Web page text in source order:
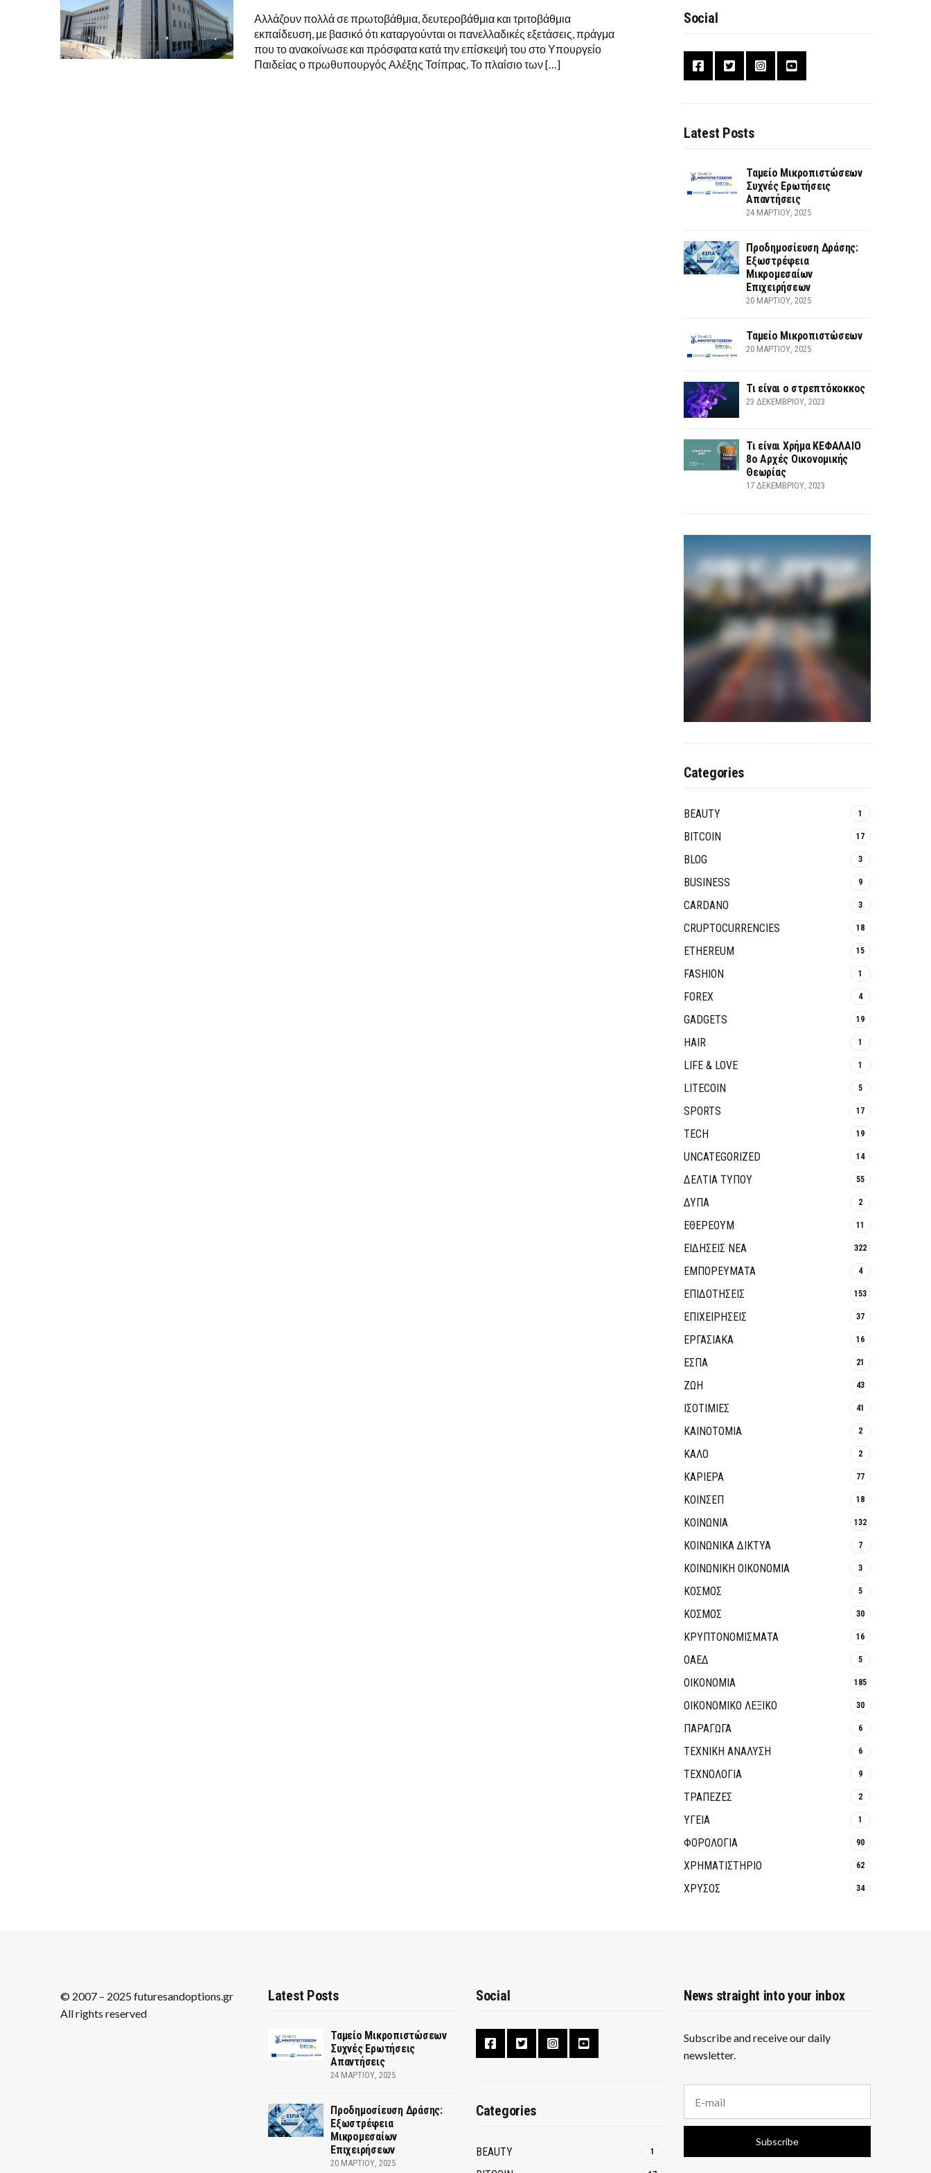
Αλλάζουν πολλά σε πρωτοβάθμια, δευτεροβάθμια και τριτοβάθμια
εκπαίδευση, με βασικό ότι καταργούνται οι πανελλαδικές εξετάσεις, πράγμα
που το ανακοίνωσε και πρόσφατα κατά την επίσκεψή του στο Υπουργείο
Παιδείας ο πρωθυπουργός Αλέξης Τσίπρας. Το πλαίσιο των […]
Social
Latest Posts
Ταμείο Μικροπιστώσεων
Συχνές Ερωτήσεις
Απαντήσεις
24 ΜΑΡΤΊΟΥ, 2025
Προδημοσίευση Δράσης:
Εξωστρέφεια
Μικρομεσαίων
Επιχειρήσεων
20 ΜΑΡΤΊΟΥ, 2025
Ταμείο Μικροπιστώσεων
20 ΜΑΡΤΊΟΥ, 2025
Τι είναι ο στρεπτόκοκκος
23 ΔΕΚΕΜΒΡΊΟΥ, 2023
Τι είναι Χρήμα ΚΕΦΑΛΑΙΟ
8ο Αρχές Οικονομικής
Θεωρίας
17 ΔΕΚΕΜΒΡΊΟΥ, 2023
Categories
BEAUTY 1
BITCOIN 17
BLOG 3
BUSINESS 9
CARDANO 3
CRUPTOCURRENCIES 18
ETHEREUM 15
FASHION 1
FOREX 4
GADGETS 19
HAIR 1
LIFE & LOVE 1
LITECOIN 5
SPORTS 17
TECH 19
UNCATEGORIZED 14
ΔΕΛΤΙΑ ΤΥΠΟΥ 55
ΔΥΠΑ 2
ΕΘΈΡΕΟΥΜ 11
ΕΙΔΗΣΕΙΣ ΝΕΑ 322
ΕΜΠΟΡΕΥΜΑΤΑ 4
ΕΠΙΔΟΤΗΣΕΙΣ 153
ΕΠΙΧΕΙΡΗΣΕΙΣ 37
ΕΡΓΑΣΙΑΚΑ 16
ΕΣΠΑ 21
ΖΩΗ 43
ΙΣΟΤΙΜΙΕΣ 41
ΚΑΙΝΟΤΟΜΊΑ 2
ΚΑΛΟ 2
ΚΑΡΙΕΡΑ 77
ΚΟΙΝΣΕΠ 18
ΚΟΙΝΩΝΙΑ 132
ΚΟΙΝΩΝΙΚΆ ΔΊΚΤΥΑ 7
ΚΟΙΝΩΝΙΚΉ ΟΙΚΟΝΟΜΊΑ 3
ΚΟΣΜΟΣ 5
ΚΟΣΜΟΣ 30
ΚΡΥΠΤΟΝΟΜΊΣΜΑΤΑ 16
ΟΑΕΔ 5
ΟΙΚΟΝΟΜΙΑ 185
ΟΙΚΟΝΟΜΙΚΟ ΛΕΞΙΚΟ 30
ΠΑΡΑΓΩΓΑ 6
ΤΕΧΝΙΚΗ ΑΝΑΛΥΣΗ 6
ΤΕΧΝΟΛΟΓΙΑ 9
ΤΡΆΠΕΖΕΣ 2
ΥΓΕΙΑ 1
ΦΟΡΟΛΟΓΙΑ 90
ΧΡΗΜΑΤΙΣΤΗΡΙΟ 62
ΧΡΥΣΟΣ 34
© 2007 – 2025 futuresandoptions.gr
All rights reserved
Latest Posts
Ταμείο Μικροπιστώσεων
Συχνές Ερωτήσεις
Απαντήσεις
24 ΜΑΡΤΊΟΥ, 2025
Προδημοσίευση Δράσης:
Εξωστρέφεια
Μικρομεσαίων
Επιχειρήσεων
20 ΜΑΡΤΊΟΥ, 2025
Social
Categories
BEAUTY 1
News straight into your inbox
Subscribe and receive our daily
newsletter.
a
i
a
Subscribe